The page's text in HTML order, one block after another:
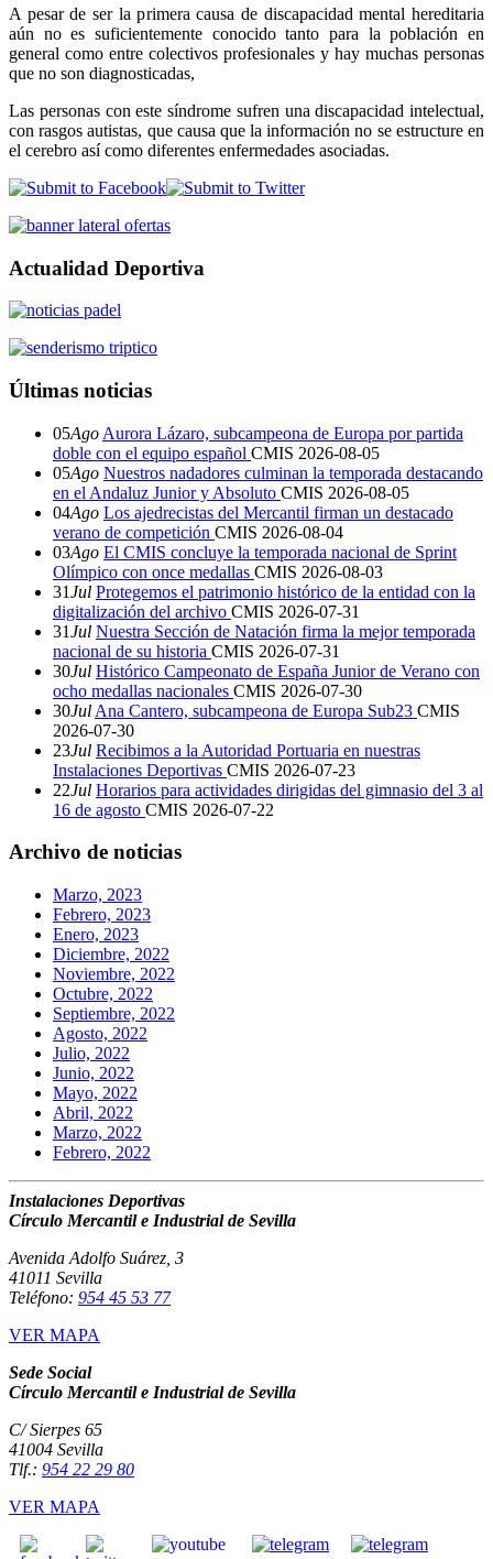
A pesar de ser la primera causa de discapacidad mental hereditaria
aún no es suficientemente conocido tanto para la población en
general como entre colectivos profesionales y hay muchas personas
que no son diagnosticadas,
Las personas con este síndrome sufren una discapacidad intelectual,
con rasgos autistas, que causa que la información no se estructure en
el cerebro así como diferentes enfermedades asociadas.
Actualidad Deportiva
Últimas noticias
05Ago Aurora Lázaro, subcampeona de Europa por partida
doble con el equipo español CMIS 2026-08-05
05Ago Nuestros nadadores culminan la temporada destacando
en el Andaluz Junior y Absoluto CMIS 2026-08-05
04Ago Los ajedrecistas del Mercantil firman un destacado
verano de competición CMIS 2026-08-04
03Ago El CMIS concluye la temporada nacional de Sprint
Olímpico con once medallas CMIS 2026-08-03
31Jul Protegemos el patrimonio histórico de la entidad con la
digitalización del archivo CMIS 2026-07-31
31Jul Nuestra Sección de Natación firma la mejor temporada
nacional de su historia CMIS 2026-07-31
30Jul Histórico Campeonato de España Junior de Verano con
ocho medallas nacionales CMIS 2026-07-30
30Jul Ana Cantero, subcampeona de Europa Sub23 CMIS
2026-07-30
23Jul Recibimos a la Autoridad Portuaria en nuestras
Instalaciones Deportivas CMIS 2026-07-23
22Jul Horarios para actividades dirigidas del gimnasio del 3 al
16 de agosto CMIS 2026-07-22
Archivo de noticias
Marzo, 2023
Febrero, 2023
Enero, 2023
Diciembre, 2022
Noviembre, 2022
Octubre, 2022
Septiembre, 2022
Agosto, 2022
Julio, 2022
Junio, 2022
Mayo, 2022
Abril, 2022
Marzo, 2022
Febrero, 2022
Instalaciones Deportivas
Círculo Mercantil e Industrial de Sevilla
Avenida Adolfo Suárez, 3
41011 Sevilla
Teléfono: 954 45 53 77
VER MAPA
Sede Social
Círculo Mercantil e Industrial de Sevilla
C/ Sierpes 65
41004 Sevilla
Tlf.: 954 22 29 80
VER MAPA